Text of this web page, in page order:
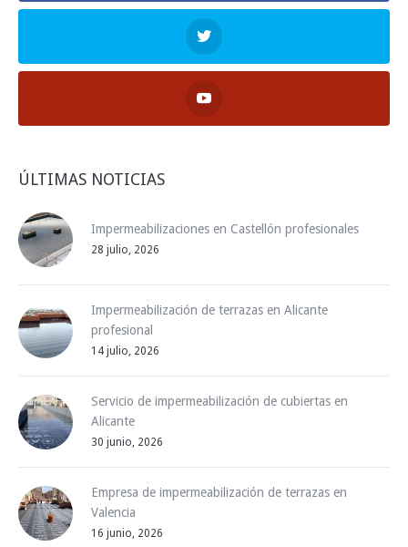
ÚLTIMAS NOTICIAS
Impermeabilizaciones en Castellón profesionales
28 julio, 2026
Impermeabilización de terrazas en Alicante
profesional
14 julio, 2026
Servicio de impermeabilización de cubiertas en
Alicante
30 junio, 2026
Empresa de impermeabilización de terrazas en
Valencia
16 junio, 2026